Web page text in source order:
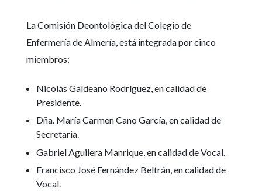
La Comisión Deontológica del Colegio de
Enfermería de Almería, está integrada por cinco
miembros:
Nicolás Galdeano Rodríguez, en calidad de
Presidente.
Dña. María Carmen Cano García, en calidad de
Secretaria.
Gabriel Aguilera Manrique, en calidad de Vocal.
Francisco José Fernández Beltrán, en calidad de
Vocal.